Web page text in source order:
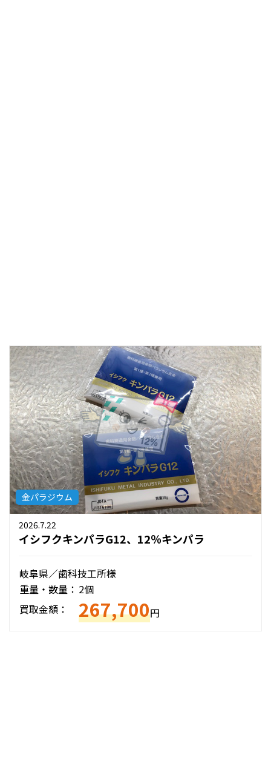
金パラジウム
2026.7.22
イシフクキンパラG12、12％キンパラ
岐阜県／歯科技工所様
重量・数量： 2個
買取金額：
267,700円